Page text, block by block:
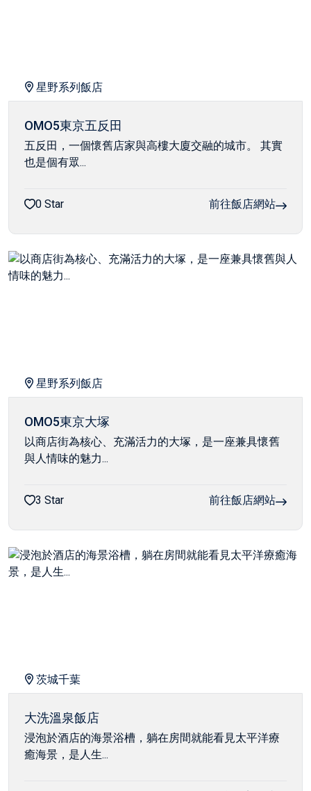
星野系列飯店
OMO5東京五反田
五反田，一個懷舊店家與高樓大廈交融的城市。 其實
也是個有眾...
0 Star 前往飯店網站
星野系列飯店
OMO5東京大塚
以商店街為核心、充滿活力的大塚，是一座兼具懷舊
與人情味的魅力...
3 Star 前往飯店網站
茨城千葉
大洗溫泉飯店
浸泡於酒店的海景浴槽，躺在房間就能看見太平洋療
癒海景，是人生...